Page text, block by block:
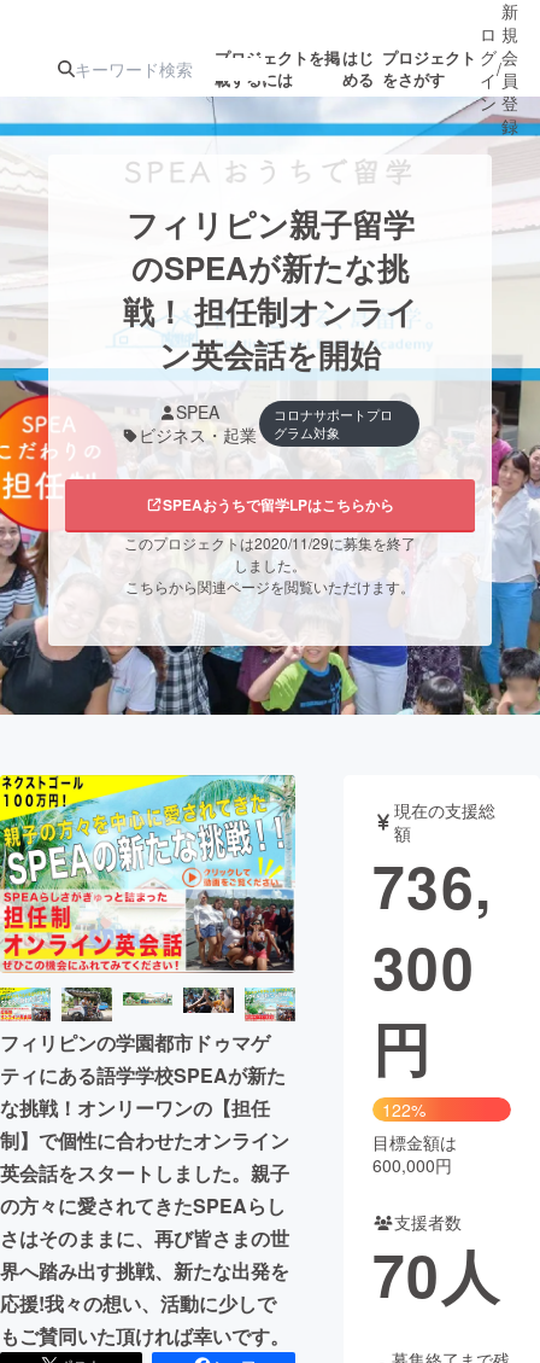
プロジェクトを掲
載するには
はじ
める
プロジェクト
をさがす
人気のプロ
ジェクト
ターン
注目の新着プロ
ジェクト
募集終了が近いプ
ロジェクト
されます
アート・写真
テクノロジー・ガジェット ゲーム・
映像・映画 書籍・雑誌
ビジネス・起業 チャレンジ
まちづくり・地域活性化
CAMPFIRE for Social GoodCAMPFIRE Creation
CAMPFIREふるさと納税 machi-yaコミュニティ
ロ
グ
イ
ン
/
新
規
会
員
登
録
フィリピン親子留学
のSPEAが新たな挑
戦！ 担任制オンライ
ン英会話を開始
SPEA
ビジネス・起業
コロナサポートプロ
グラム対象
SPEAおうちで留学LPはこちらから
このプロジェクトは2020/11/29に募集を終了
しました。
こちらから関連ページを閲覧いただけます。
フィリピンの学園都市ドゥマゲ
ティにある語学学校SPEAが新た
な挑戦！オンリーワンの【担任
制】で個性に合わせたオンライン
英会話をスタートしました。親子
の方々に愛されてきたSPEAらし
さはそのままに、再び皆さまの世
界へ踏み出す挑戦、新たな出発を
応援!我々の想い、活動に少しで
もご賛同いた頂ければ幸いです。
現在の支援総
額
736,
300
円
122%
目標金額は
600,000円
支援者数
70人